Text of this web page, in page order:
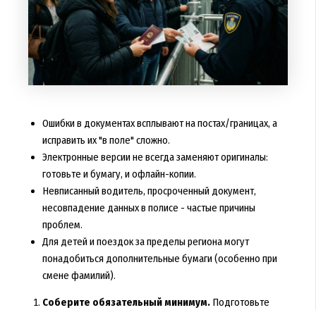
Ошибки в документах всплывают на постах/границах, а
исправить их "в поле" сложно.
Электронные версии не всегда заменяют оригиналы:
готовьте и бумагу, и офлайн-копии.
Невписанный водитель, просроченный документ,
несовпадение данных в полисе - частые причины
проблем.
Для детей и поездок за пределы региона могут
понадобиться дополнительные бумаги (особенно при
смене фамилий).
Соберите обязательный минимум.Подготовьте